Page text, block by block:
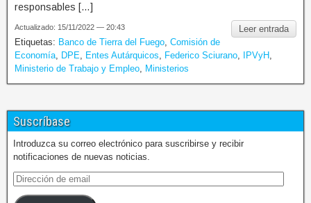
responsables […]
Leer entrada
Actualizado: 15/11/2022 — 20:43
Etiquetas: Banco de Tierra del Fuego Comisión de
Economía
DPE Entes Autárquicos Federico Sciurano IPVyH
Ministerio de Trabajo y Empleo
Ministerios
Suscríbase
Introduzca su correo electrónico para suscribirse y recibir
notificaciones de nuevas noticias.